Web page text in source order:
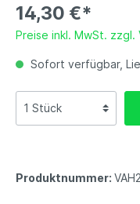
14,30 €*
Preise inkl. MwSt. zzgl.
Sofort verfügbar,
Produktnummer: